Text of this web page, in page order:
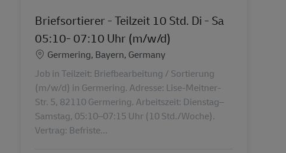
Briefsortierer - Teilzeit 10 Std. Di - Sa
05:10- 07:10 Uhr (m/w/d)
Locatie
Germering, Bayern, Germany
Job in Teilzeit: Briefbearbeitung / Sortierung
(m/w/d) in Germering. Adresse: Lise-Meitner-
Str. 5, 82110 Germering. Arbeitszeit: Dienstag–
Samstag, 05:10–07:15 Uhr (10 Std./Woche).
Vertrag: Befriste...